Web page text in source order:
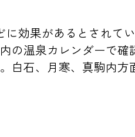
効果があるとされて
の温泉カレンダーで
石、月寒、真駒内方